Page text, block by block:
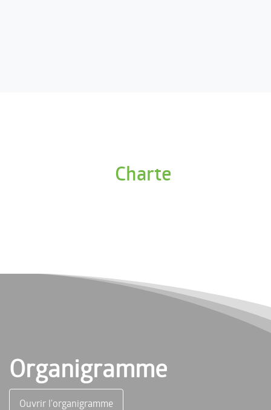
Charte
Organigramme
Ouvrir l'organigramme